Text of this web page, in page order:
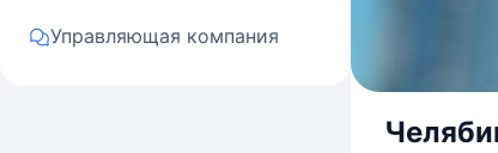
Управляющая компания